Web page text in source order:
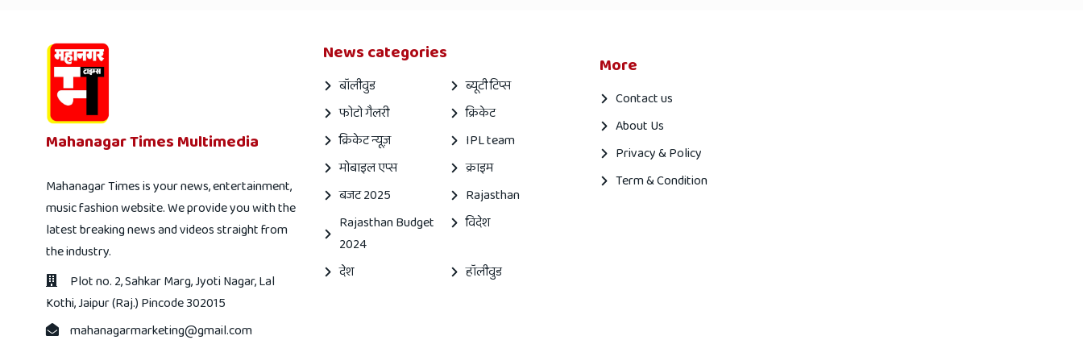
Mahanagar Times Multimedia
Mahanagar Times is your news, entertainment,
music fashion website. We provide you with the
latest breaking news and videos straight from
the industry.
Plot no. 2, Sahkar Marg, Jyoti Nagar, Lal
Kothi, Jaipur (Raj.) Pincode 302015
mahanagarmarketing@gmail.com
News categories
बॉलीवुड
ब्यूटी टिप्स
फोटो गैलरी
क्रिकेट
क्रिकेट न्यूज़
IPL team
मोबाइल एप्स
क्राइम
बजट 2025
Rajasthan
Rajasthan Budget
2024
विदेश
देश हॉलीवुड
More
Contact us
About Us
Privacy & Policy
Term & Condition